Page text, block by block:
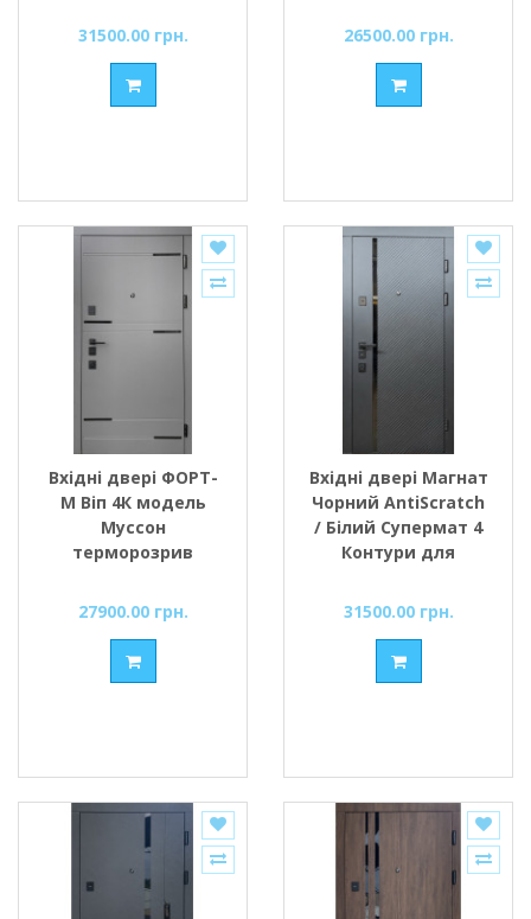
31500.00 грн.
шагрень/білий
матовий Форт-М
26500.00 грн.
Вхідні двері ФОРТ-
М Віп 4К модель
Муссон
терморозрив
молдинг чорний/
мусонне дерево
світле + біла рама
27900.00 грн.
Вхідні двері Магнат
Чорний AntiScratch
/ Білий Супермат 4
Контури для
31500.00 грн.